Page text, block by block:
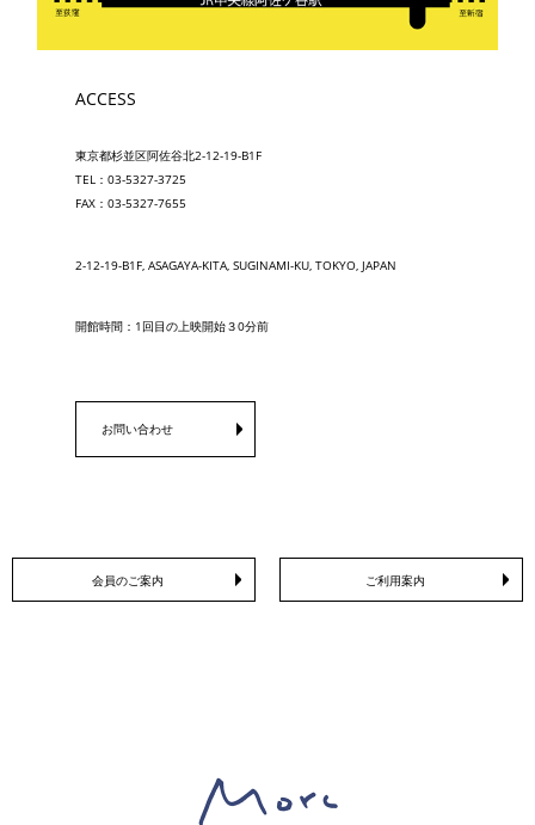
ACCESS
東京都杉並区阿佐谷北2-12-19-B1F
TEL：03-5327-3725
FAX：03-5327-7655
2-12-19-B1F, ASAGAYA-KITA, SUGINAMI-KU, TOKYO, JAPAN
開館時間：1回目の上映開始３0分前
お問い合わせ
会員のご案内 ご利用案内